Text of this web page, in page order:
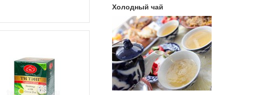
Холодный чай